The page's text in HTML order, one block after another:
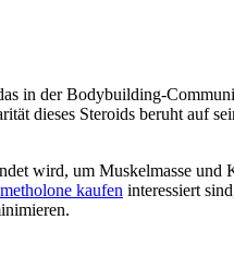
in der Bodybuilding-
dieses Steroids beruht auf
wird, um Muskelmasse und
kaufen interessiert